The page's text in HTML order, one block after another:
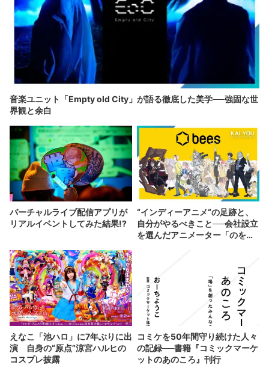
音楽ユニット「Empty old City」が語る徹底した美学──強固な世
界観と余白
バーチャルライブ配信アプリが
リアルイベントしてみた結果!?
“インディーアニメ“の足跡と、
自分がやるべきこと──会社設立
を選んだアニメーター「のを
えなこ「池ハロ」に7年ぶりに出
演 自身の“原点”涼宮ハルヒの
コスプレ披露
コミケを50年間守り続けた人々
の記録──書籍『コミックマーケ
ットのあのころ』刊行